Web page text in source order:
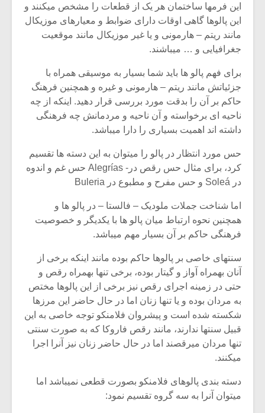
این فرمها ساختمان هر یک از قطعات را مشخص میکنند و
این پالوها گاهی اوقات دارای ضوابط و معیارهای موزیکال
مانند ریتم – هارمونی و یا غیر موزیکال مانند موقعیت
جغرافیایی و … میباشند.
برای فهم پالو ها باید شما بسیار به موسیقی همراه با
جزئیاتش مانند ریتم – هارمونی و غیره و همچنین فرهنگ
حاکم بر آن را بدقت مورد بررسی قرار دهید. اینکه از چه
ناحیه ای برخواسته و آن ناحیه و مردمانش چه فرهنگی
داشته اند اهمیت بسیاری را دارا میباشد.
حس مورد انتظار در پالو را میتوان به این دسته ها تقسیم
کرد، برای مثال حس رقص در- Alegrías حس غم و اندوه
در Soleá و حس مفرح و مطبوع در Buleria
اما شناخت جملات ملودیک – فالستا – در پالو ها و
همچنین نحوه ارتباط میان پالو ها با یکدیگر و خصوصیت
فرهنگی حاکم بر آن بسیار مهم میباشد.
سنتهای خاصی بر پالوها حاکم بوده مانند اینکه برخی از
آنان بهمراه آواز و گیتار بوده، برخی تنها بهمراه رقص و
حتی در زمینه اجرای رقص نیز برخی از این پالوها مختص
به مردان بوده و یا تنها زنان اما در حال حاضر این مرزها
شکسته شده است و پیشروان فلامنکو توجه خاصی به این
قبیل سنتها ندارند، مانند رقص فاروکا که به صورت سنتی
تنها مردان میرقصند اما در حال حاضر زنان نیز آنرا اجرا
میکنند.
دسته بندی پالوهای فلامنکو بصورت قطعی نمیباشد اما
میتوان آنرا به سه گروه تقسیم نمود:
یادداشتی بر موسیقی
متن فیلم «متری
اگر نمی توانی
بدنام ترین باش
دوره
برگزار